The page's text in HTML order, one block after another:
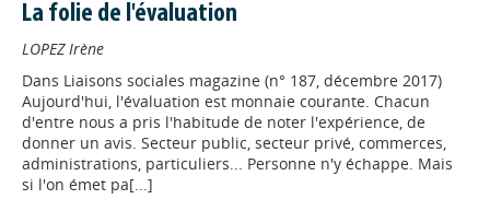
La folie de l'évaluation
LOPEZ Irène
Dans Liaisons sociales magazine (n° 187, décembre 2017)
Aujourd'hui, l'évaluation est monnaie courante. Chacun
d'entre nous a pris l'habitude de noter l'expérience, de
donner un avis. Secteur public, secteur privé, commerces,
administrations, particuliers... Personne n'y échappe. Mais
si l'on émet pa[...]